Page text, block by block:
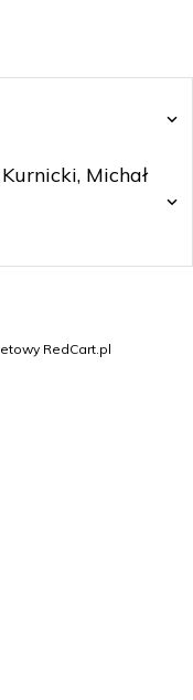
Michał
RedCart.pl